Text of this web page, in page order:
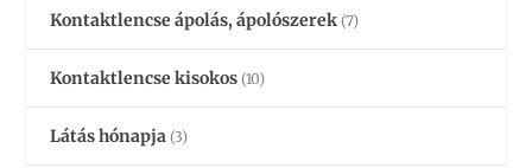
Kontaktlencse ápolás, ápolószerek (7)
Kontaktlencse kisokos (10)
Látás hónapja (3)